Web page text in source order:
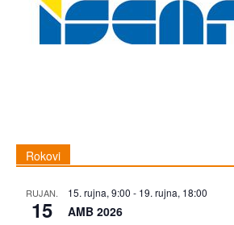
Rokovi
RUJAN.
15
15. rujna, 9:00 - 19. rujna, 18:00
AMB 2026